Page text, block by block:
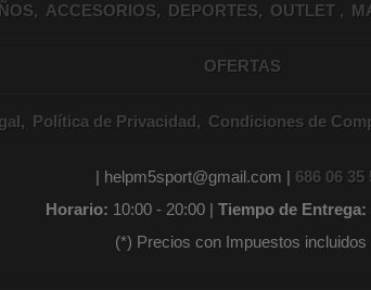
ACCESORIOS DEPORTES OUTLET
OFERTAS
Política de Privacidad Condiciones de
| helpm5sport@gmail.com | 686 06 35
Horario: 10:00 - 20:00 | Tiempo de Entrega:
(*) Precios con Impuestos incluidos